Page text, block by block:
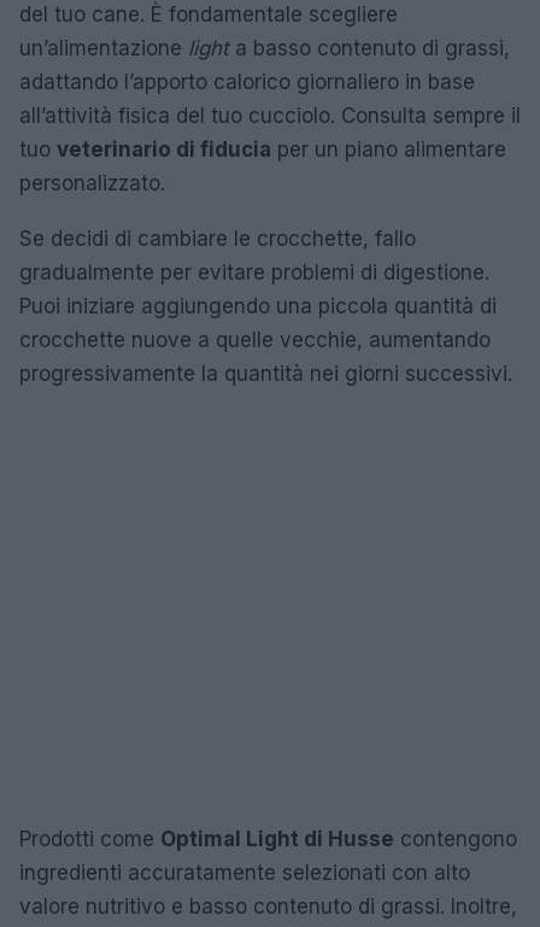
del tuo cane. È fondamentale scegliere
un’alimentazione lighta basso contenuto di grassi,
adattando l’apporto calorico giornaliero in base
all’attività fisica del tuo cucciolo. Consulta sempre il
tuo veterinario di fiducia per un piano alimentare
personalizzato.
Se decidi di cambiare le crocchette, fallo
gradualmente per evitare problemi di digestione.
Puoi iniziare aggiungendo una piccola quantità di
crocchette nuove a quelle vecchie, aumentando
progressivamente la quantità nei giorni successivi.
Prodotti come Optimal Light di Husse contengono
ingredienti accuratamente selezionati con alto
valore nutritivo e basso contenuto di grassi. Inoltre,